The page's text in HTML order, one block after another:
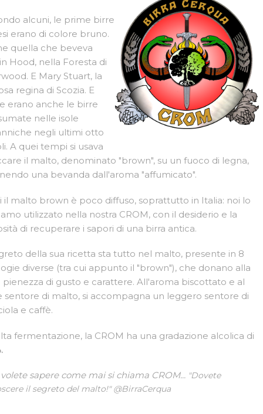
alcuni, le prime birre
erano di colore bruno.
quella che beveva
Hood, nella Foresta di
E Mary Stuart, la
regina di Scozia. E
erano anche le birre
nelle isole
negli ultimi otto
A quei tempi si usava
il malto, denominato "brown", su un fuoco di legna,
una bevanda dall'aroma "affumicato".
il malto brown è poco diffuso, soprattutto in Italia: noi lo
utilizzato nella nostra CROM, con il desiderio e la
di recuperare i sapori di una birra antica.
della sua ricetta sta tutto nel malto, presente in 8
diverse (tra cui appunto il "brown"), che donano alla
pienezza di gusto e carattere. All'aroma biscottato e al
sentore di malto, si accompagna un leggero sentore di
e caffè.
fermentazione, la CROM ha una gradazione alcolica di
volete sapere come mai si chiama CROM... "Dovete
il segreto del malto!" @BirraCerqua